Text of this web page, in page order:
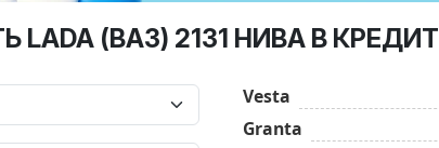
LADA (ВАЗ) 2131 НИВА В КРЕДИТ
Vesta
Granta